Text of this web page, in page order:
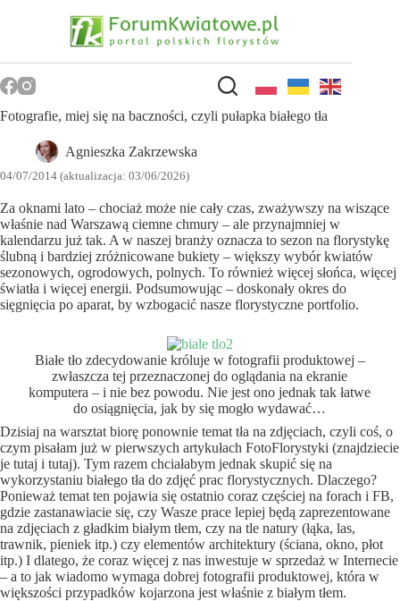
Fotografie, miej się na baczności, czyli pułapka białego tła
Agnieszka Zakrzewska
04/07/2014 (aktualizacja: 03/06/2026)
Za oknami lato – chociaż może nie cały czas, zważywszy na wiszące
właśnie nad Warszawą ciemne chmury – ale przynajmniej w
kalendarzu już tak. A w naszej branży oznacza to sezon na florystykę
ślubną i bardziej zróżnicowane bukiety – większy wybór kwiatów
sezonowych, ogrodowych, polnych. To również więcej słońca, więcej
światła i więcej energii. Podsumowując – doskonały okres do
sięgnięcia po aparat, by wzbogacić nasze florystyczne portfolio.
Białe tło zdecydowanie króluje w fotografii produktowej –
zwłaszcza tej przeznaczonej do oglądania na ekranie
komputera – i nie bez powodu. Nie jest ono jednak tak łatwe
do osiągnięcia, jak by się mogło wydawać…
Dzisiaj na warsztat biorę ponownie temat tła na zdjęciach, czyli coś, o
czym pisałam już w pierwszych artykułach FotoFlorystyki (znajdziecie
je tutaj i tutaj). Tym razem chciałabym jednak skupić się na
wykorzystaniu białego tła do zdjęć prac florystycznych. Dlaczego?
Ponieważ temat ten pojawia się ostatnio coraz częściej na forach i FB,
gdzie zastanawiacie się, czy Wasze prace lepiej będą zaprezentowane
na zdjęciach z gładkim białym tłem, czy na tle natury (łąka, las,
trawnik, pieniek itp.) czy elementów architektury (ściana, okno, płot
itp.) I dlatego, że coraz więcej z nas inwestuje w sprzedaż w Internecie
– a to jak wiadomo wymaga dobrej fotografii produktowej, która w
większości przypadków kojarzona jest właśnie z białym tłem.